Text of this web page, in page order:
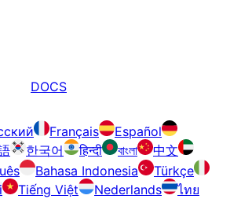
DOCS
Français
Español
한국어 हिन्दी বাংলা
中文
Bahasa Indonesia
Türkçe
Tiếng Việt Nederlands
ไทย